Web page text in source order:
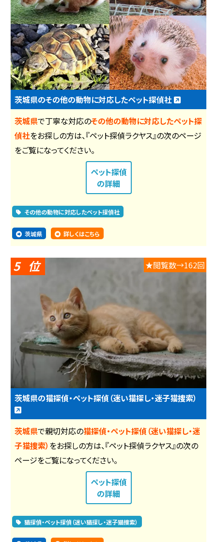
茨城県のその他の動物に対応したペット探偵社
茨城県で丁寧な対応のその他の動物に対応したペット探
偵社をお探しの方は、『ペット探偵ラクヤス』の次のページ
をご覧になってください。
ペット探偵
の詳細
その他の動物に対応したペット探偵社
茨城県 詳しくはこちら
5 ★閲覧数→162回
茨城県の猫探偵・ペット探偵（迷い猫探し・迷子猫捜索）
茨城県で親切対応の猫探偵・ペット探偵（迷い猫探し・迷
子猫捜索） をお探しの方は、『ペット探偵ラクヤス』の次の
ページをご覧になってください。
ペット探偵
の詳細
猫探偵・ペット探偵（迷い猫探し・迷子猫捜索）